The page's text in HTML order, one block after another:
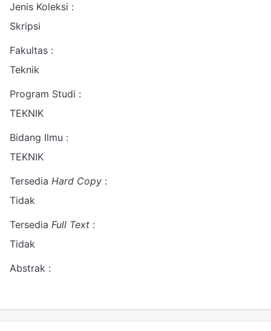
Jenis Koleksi :
Skripsi
Fakultas :
Teknik
Program Studi :
TEKNIK
Bidang Ilmu :
TEKNIK
Tersedia Hard Copy :
Tidak
Tersedia Full Text :
Tidak
Abstrak :